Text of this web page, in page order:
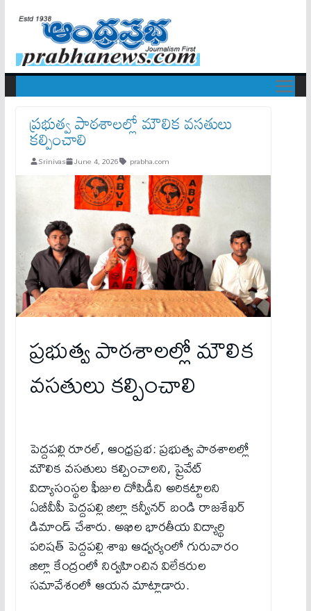
ప్రభుత్వ పాఠశాలల్లో మౌలిక వసతులు
కల్పించాలి
Srinivas June 4, 2026 prabha.com
ప్రభుత్వ పాఠశాలల్లో మౌలిక
వసతులు కల్పించాలి
పెద్దపల్లి రూరల్, ఆంధ్రప్రభ: ప్రభుత్వ పాఠశాలల్లో
మౌలిక వసతులు కల్పించాలని, ప్రైవేట్
విద్యాసంస్థల ఫీజుల దోపిడీని అరికట్టాలని
ఏబీవీపీ పెద్దపల్లి జిల్లా కన్వీనర్ బండి రాజశేఖర్
డిమాండ్ చేశారు. అఖిల భారతీయ విద్యార్థి
పరిషత్ పెద్దపల్లి శాఖ ఆధ్వర్యంలో గురువారం
జిల్లా కేంద్రంలో నిర్వహించిన విలేకరుల
సమావేశంలో ఆయన మాట్లాడారు.